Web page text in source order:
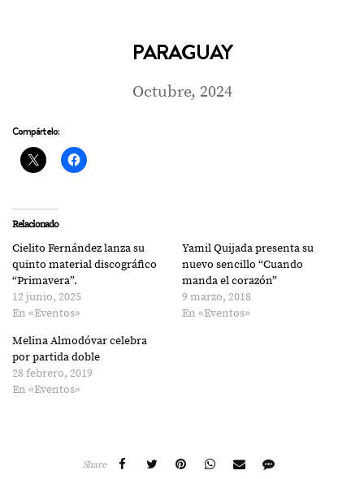
PARAGUAY
Octubre, 2024
Compártelo:
Relacionado
Cielito Fernández lanza su
quinto material discográfico
“Primavera”.
12 junio, 2025
En «Eventos»
Yamil Quijada presenta su
nuevo sencillo “Cuando
manda el corazón”
9 marzo, 2018
En «Eventos»
Melina Almodóvar celebra
por partida doble
28 febrero, 2019
En «Eventos»
Share